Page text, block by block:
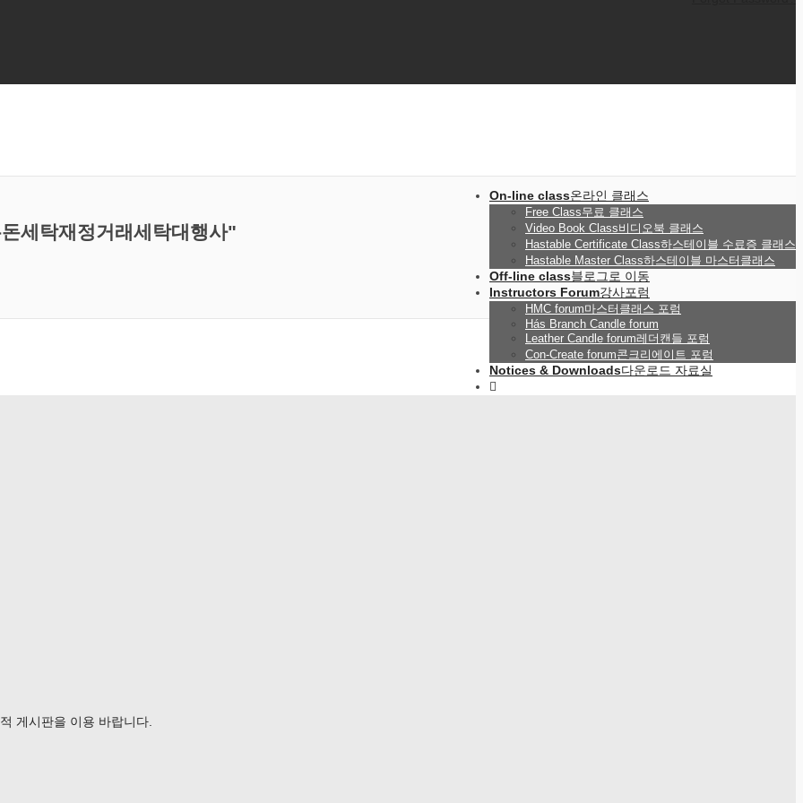
On-line class온라인 클래스
Free Class무료 클래스
Video Book Class비디오북 클래스
Hastable Certificate Class하스테이블 수료증 클래스
Hastable Master Class하스테이블 마스터클래스
Off-line class블로그로 이동
Instructors Forum강사포럼
HMC forum마스터클래스 포럼
Hás Branch Candle forum
Leather Candle forum레더캔들 포럼
Con-Create forum콘크리에이트 포럼
Notices & Downloads다운로드 자료실
세탁재정거래세탁대행사"
게시판을 이용 바랍니다.